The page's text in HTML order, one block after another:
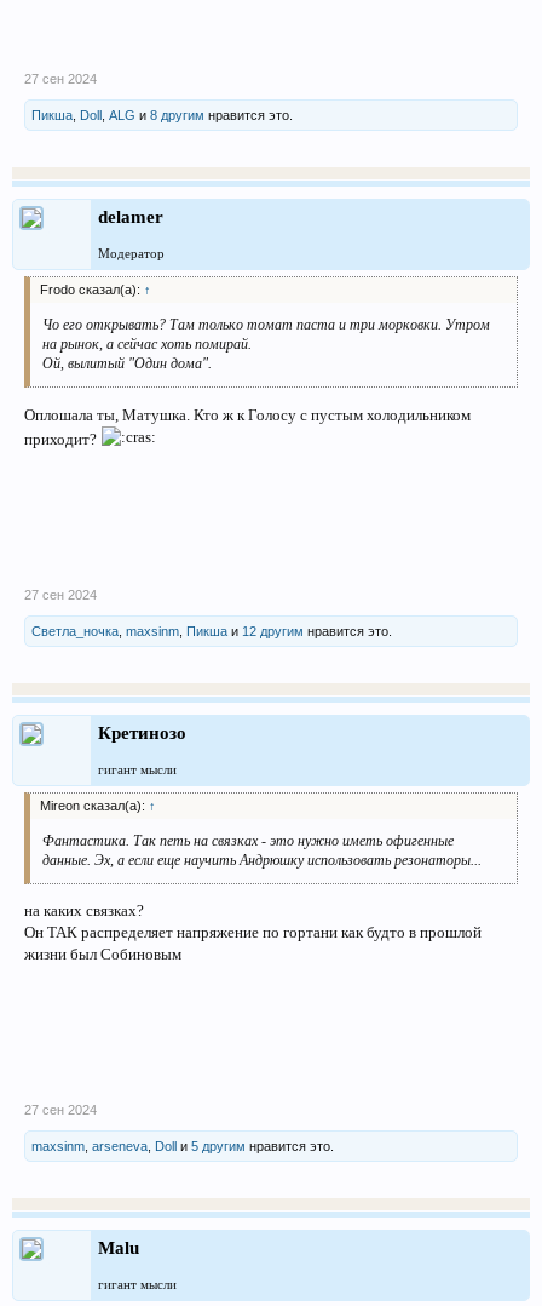
27 сен 2024
Пикша Doll ALG и 8 другим нравится это.
delamer
Модератор
Frodo сказал(а): ↑
Чо его открывать? Там только томат паста и три морковки. Утром
на рынок, а сейчас хоть помирай.
Ой, вылитый "Один дома".
Оплошала ты, Матушка. Кто ж к Голосу с пустым холодильником
приходит?
27 сен 2024
Светла_ночка maxsinm Пикша и 12 другим нравится это.
Кретинозо
гигант мысли
Mireon сказал(а): ↑
Фантастика. Так петь на связках - это нужно иметь офигенные
данные. Эх, а если еще научить Андрюшку использовать резонаторы...
на каких связках?
Он ТАК распределяет напряжение по гортани как будто в прошлой
жизни был Собиновым
27 сен 2024
maxsinm arseneva Doll и 5 другим нравится это.
Malu
гигант мысли